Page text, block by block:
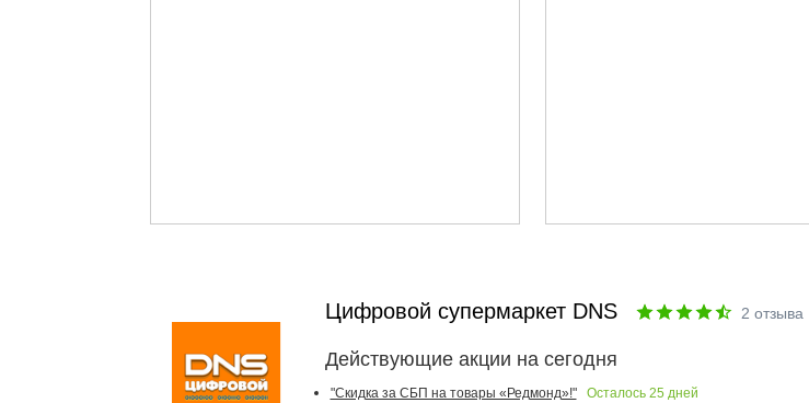
Цифровой супермаркет DNS 2 отзыва
Действующие акции на сегодня
"Скидка за СБП на товары «Редмонд»!" Осталось 25 дней